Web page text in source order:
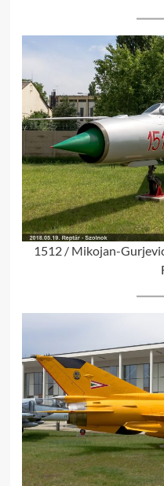
1512 / Mikojan-